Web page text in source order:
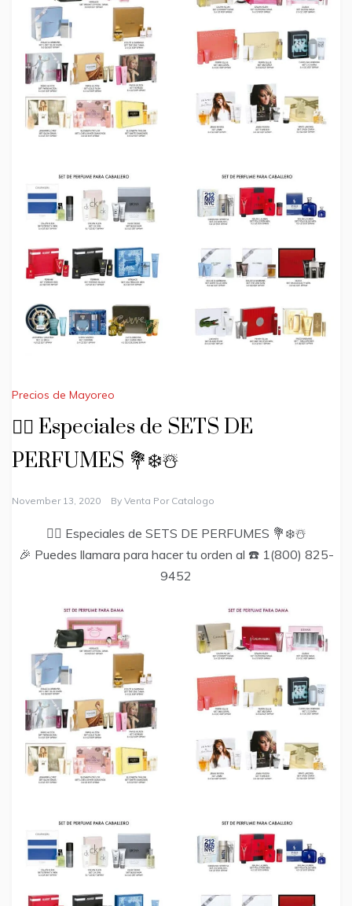
Precios de Mayoreo
🙋‍♂️ Especiales de SETS DE
PERFUMES 💐❄️☃️
November 13, 2020 By Venta Por Catalogo
🙋‍♂️ Especiales de SETS DE PERFUMES 💐❄️☃️
🎉 Puedes llamara para hacer tu orden al ☎️ 1(800) 825-
9452